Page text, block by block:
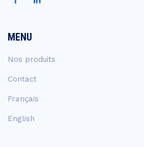
MENU
Nos produits
Contact
Français
English